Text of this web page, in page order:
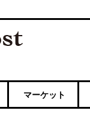
マーケット